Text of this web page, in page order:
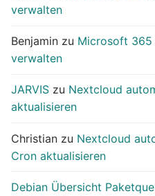
verwalten
Benjamin zu Microsoft 365
verwalten
JARVIS zu Nextcloud
aktualisieren
Christian zu Nextcloud
Cron aktualisieren
Debian Übersicht